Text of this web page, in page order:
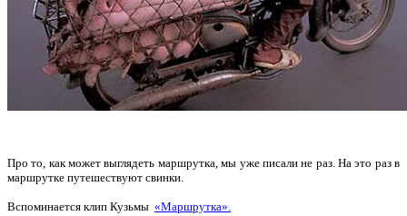
Про то, как может выглядеть маршрутка, мы уже писали не раз. На это раз в
маршрутке путешествуют свинки.
Вспоминается клип Кузьмы «Маршрутка».